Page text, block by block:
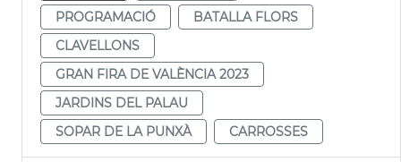
PROGRAMACIÓ
BATALLA FLORS
CLAVELLONS
GRAN FIRA DE VALÈNCIA 2023
JARDINS DEL PALAU
SOPAR DE LA PUNXÀ
CARROSSES